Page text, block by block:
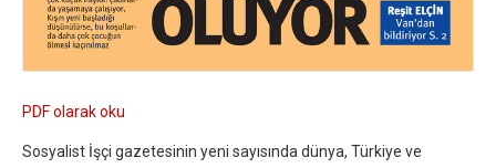
PDF olarak oku
Sosyalist İşçi gazetesinin yeni sayısında dünya, Türkiye ve